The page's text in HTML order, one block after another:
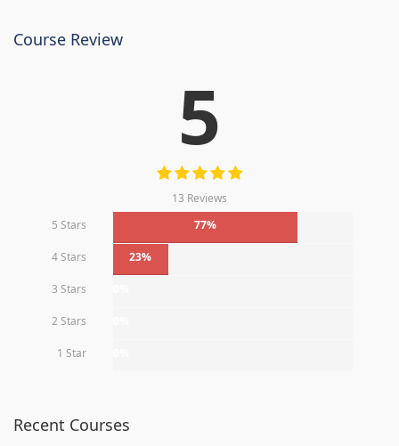
Course Review
5
13 Reviews
5 Stars
77%
4 Stars 23%
3 Stars
2 Stars
1 Star
Recent Courses